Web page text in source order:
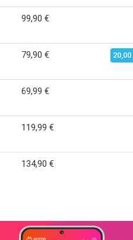
99,90 €
79,90 €
69,99 €
119,99 €
134,90 €